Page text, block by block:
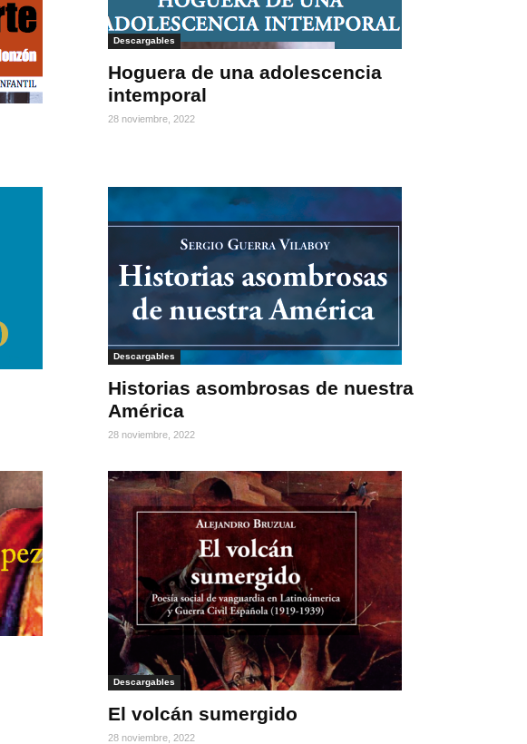
Descargables
Hoguera de una adolescencia
intemporal
28 noviembre, 2022
Descargables
Historias asombrosas de nuestra
América
28 noviembre, 2022
Descargables
El volcán sumergido
28 noviembre, 2022